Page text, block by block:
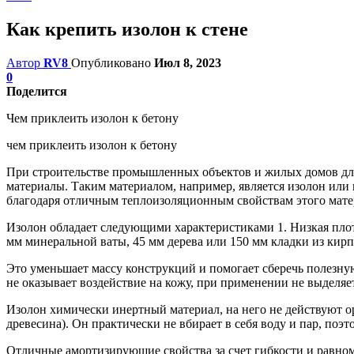
Как крепить изолон к стене
Автор RV8 Опубликовано Июл 8, 2023
0
Поделится
Чем приклеить изолон к бетону
чем приклеить изолон к бетону
При строительстве промышленных объектов и жилых домов
материалы. Таким материалом, например, является изолон
благодаря отличным теплоизоляционным свойствам этого
Изолон обладает следующими характеристиками 1. Низкая
мм минеральной ваты, 45 мм дерева или 150 мм кладки из
Это уменьшает массу конструкций и помогает сберечь
не оказывает воздействие на кожу, при применении не
Изолон химически инертный материал, на него не действуют
древесина). Он практически не вбирает в себя воду и пар,
Отличные амортизирующие свойства за счет гибкости и